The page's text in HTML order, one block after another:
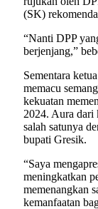
(SK)
“Nanti DPP
berjenjang,”
Sementara
memacu
kekuatan
2024. Aura dari
salah satunya
bupati Gresik.
“Saya
meningkatkan
memenangkan
kemanfaatan